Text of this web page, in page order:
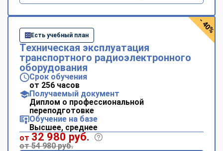
Есть учебный план
Техническая эксплуатация
транспортного радиоэлектронного
оборудования
Срок обучения
от 256 часов
Получаемый документ
Диплом о профессиональной
переподготовке
Обучение на базе
Высшее, среднее
от 32 980 руб.
от 54 980 руб.
- 40%